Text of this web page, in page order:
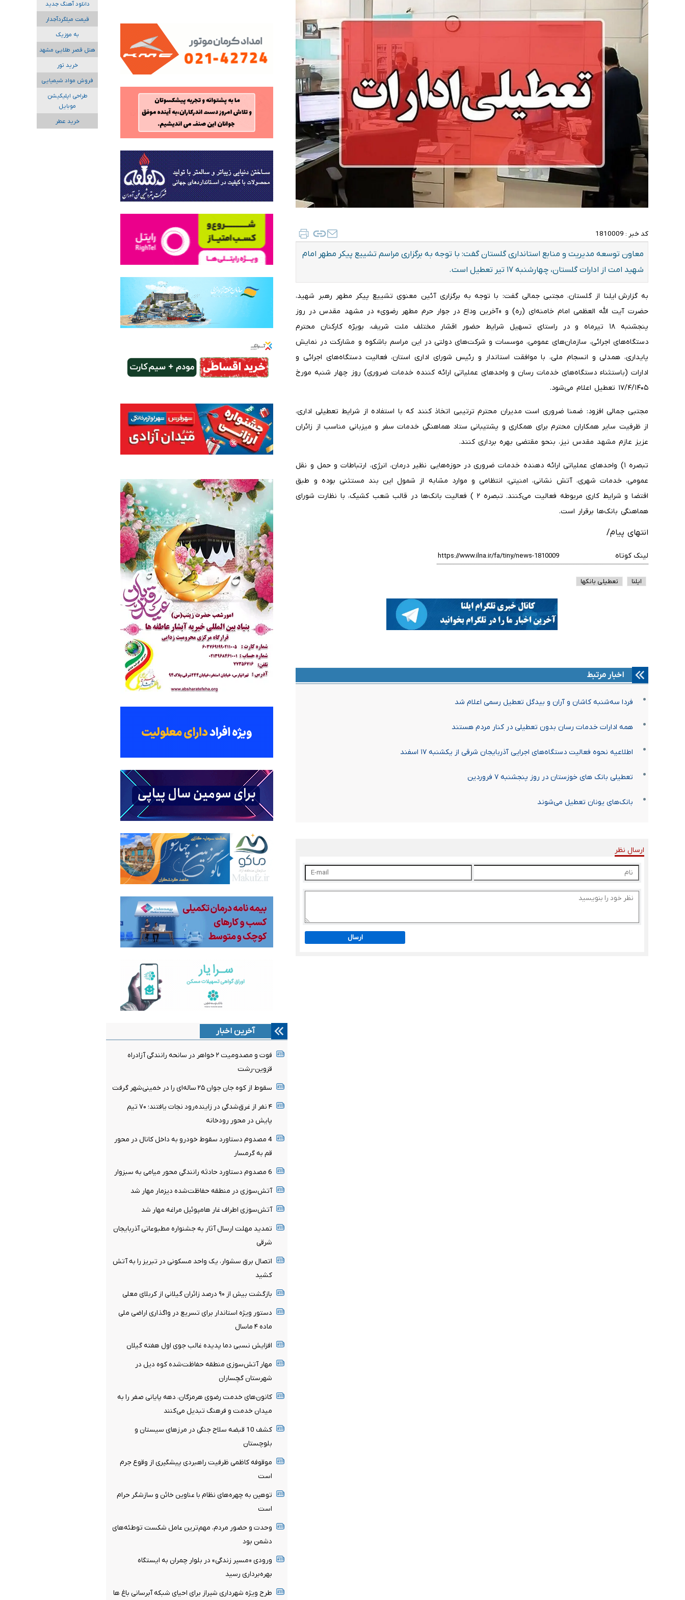
کد خبر : 1810009
معاون توسعه مدیریت و منابع استانداری گلستان گفت: با توجه به برگزاری مراسم تشییع پیکر مطهر امام
شهید امت از ادارات گلستان، چهارشنبه ۱۷ تیر تعطیل است.
به گزارش ایلنا از گلستان، مجتبی جمالی گفت: با توجه به برگزاری آئین معنوی تشییع پیکر مطهر رهبر شهید،
حضرت آیت الله العظمی امام خامنه‌ای (ره) و «آخرین وداع در جوار حرم مطهر رضوی» در مشهد مقدس در روز
پنجشنبه ۱۸ تیرماه و در راستای تسهیل شرایط حضور اقشار مختلف ملت شریف، بویژه کارکنان محترم
دستگاه‌های اجرائی، سازمان‌های عمومی، موسسات و شرکت‌های دولتی در این مراسم باشکوه و مشارکت در نمایش
پایداری، همدلی و انسجام ملی، با موافقت استاندار و رئیس شورای اداری استان، فعالیت دستگاه‌های اجرائی و
ادارات (باستثناء دستگاه‌های خدمات رسان و واحدهای عملیاتی ارائه کننده خدمات ضروری) روز چهار شنبه مورخ
۱۷/۴/۱۴۰۵ تعطیل اعلام می‌شود.
مجتبی جمالی افزود: ضمنا ضروری است مدیران محترم ترتیبی اتخاذ کنند که با استفاده از شرایط تعطیلی اداری،
از ظرفیت سایر همکاران محترم برای همکاری و پشتیبانی ستاد هماهنگی خدمات سفر و میزبانی مناسب از زائران
عزیز عازم مشهد مقدس نیز، بنحو مقتضی بهره برداری کنند.
تبصره ۱) واحدهای عملیاتی ارائه دهنده خدمات ضروری در حوزه‌هایی نظیر درمان، انرژی، ارتباطات و حمل و نقل
عمومی، خدمات شهری، آتش نشانی، امنیتی، انتظامی و موارد مشابه از شمول این بند مستثنی بوده و طبق
اقتضا و شرایط کاری مربوطه فعالیت می‌کنند. تبصره ۲ ) فعالیت بانک‌ها در قالب شعب کشیک، با نظارت شورای
هماهنگی بانک‌ها برقرار است.
انتهای پیام/
لینک کوتاه
ایلنا تعطیلی بانکها
اخبار مرتبط
فردا سه‌شنبه کاشان و آران و بیدگل تعطیل رسمی اعلام شد
همه ادارات خدمات رسان بدون تعطیلی در کنار مردم هستند
اطلاعیه نحوه فعالیت دستگاه‌های اجرایی آذربایجان شرقی از یکشنبه ۱۷ اسفند
تعطیلی بانک های خوزستان در روز پنجشنبه ۷ فروردین
بانک‌های یونان تعطیل می‌شوند
ارسال نظر
ارسال
آخرین اخبار
فوت و مصدومیت ۲ خواهر در سانحه رانندگی آزادراه
قزوین-رشت
سقوط از کوه جان جوان ۲۵ ساله‌ای را در خمینی‌شهر گرفت
۴ نفر از غرق‌شدگی در زاینده‌رود نجات یافتند؛ ۷۰ تیم
پایش در محور رودخانه
4 مصدوم دستاورد سقوط خودرو به داخل کانال در محور
قم به گرمسار
6 مصدوم دستاورد حادثه رانندگی محور میامی به سبزوار
آتش‌سوزی در منطقه حفاظت‌شده دیزمار مهار شد
آتش‌سوزی اطراف غار هامپوئیل مراغه مهار شد
تمدید مهلت ارسال آثار به جشنواره مطبوعاتی آذربایجان
شرقی
اتصال برق سشوار، یک واحد مسکونی در تبریز را به آتش
کشید
بازگشت بیش از ۹۰ درصد زائران گیلانی از کربلای معلی
دستور ویژه استاندار برای تسریع در واگذاری اراضی ملی
ماده ۴ ماسال
افزایش نسبی دما پدیده غالب جوی اول هفته گیلان
مهار آتش‌سوزی منطقه حفاظت‌شده کوه دیل در
شهرستان گچساران
کانون‌های خدمت رضوی هرمزگان، دهه پایانی صفر را به
میدان خدمت و فرهنگ تبدیل می‌کنند
کشف 10 قبضه سلاح جنگی در مرزهای سیستان و
بلوچستان
موقوفه کاظمی ظرفیت راهبردی پیشگیری از وقوع جرم
است
توهین به چهره‌های نظام با عناوین خائن و سازشگر حرام
است
وحدت و حضور مردم، مهم‌ترین عامل شکست توطئه‌های
دشمن بود
ورودی «مسیر زندگی» در بلوار چمران به ایستگاه
بهره‌برداری رسید
طرح ویژه شهرداری شیراز برای احیای شبکه آبرسانی باغ ها
دانلود آهنگ جدید
قیمت میلگردآجدار
به موزیک
هتل قصر طلایی مشهد
خرید تور
فروش مواد شیمیایی
طراحی اپلیکیشن
موبایل
خرید عطر